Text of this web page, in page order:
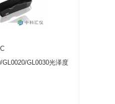
GL0020/GL0030光泽度